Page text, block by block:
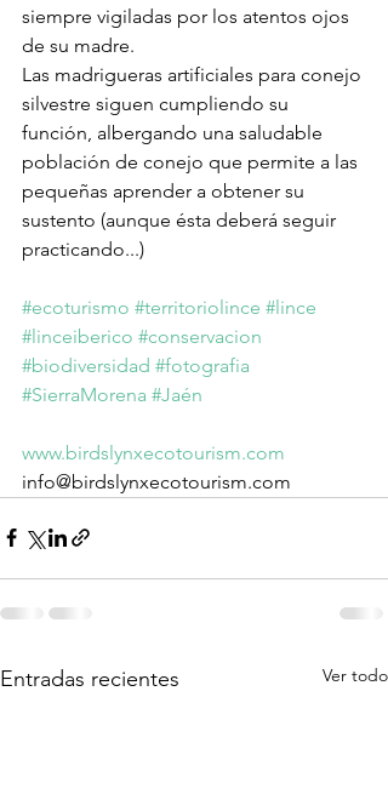
siempre vigiladas por los atentos ojos
de su madre.
Las madrigueras artificiales para conejo
silvestre siguen cumpliendo su
función, albergando una saludable
población de conejo que permite a las
pequeñas aprender a obtener su
sustento (aunque ésta deberá seguir
practicando...)
#ecoturismo #territoriolince #lince
#linceiberico #conservacion
#biodiversidad #fotografia
#SierraMorena #Jaén
www.birdslynxecotourism.com
info@birdslynxecotourism.com
Entradas recientes Ver todo